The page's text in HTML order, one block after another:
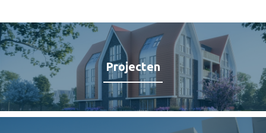
Projecten